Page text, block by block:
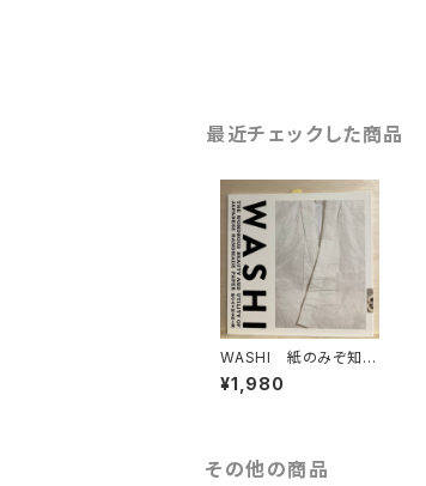
最近チェックした商品
WASHI 紙のみぞ知る
用と美
¥1,980
その他の商品